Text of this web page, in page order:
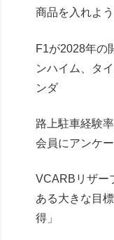
商品を入れよ
F1が2028年の
ンハイム、タ
ンダ
路上駐車経験
会員にアンケー
VCARBリザー
ある大きな目
得」